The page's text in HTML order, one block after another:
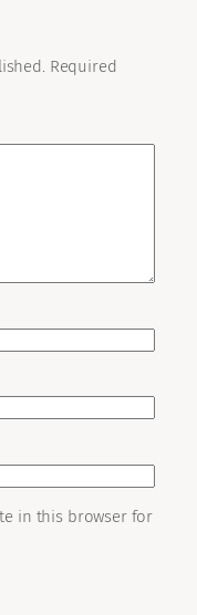
Required
in this browser for